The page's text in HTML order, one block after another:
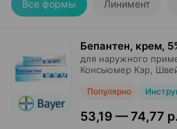
Все формы Линимент
Бепантен, крем,
для наружного
Консьюмер Кэр ,
Популярно
53,19 — 74,77 р.